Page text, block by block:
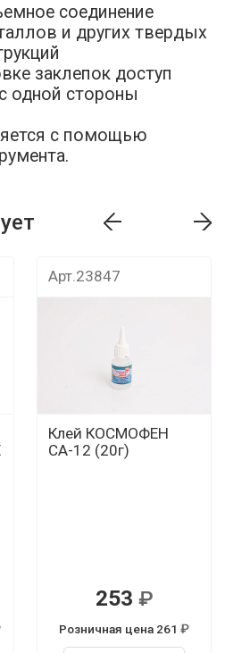
соединение
и других твердых
заклепок доступ
одной стороны
с помощью
Арт.23847
Клей КОСМОФЕН
СА-12 (20г)
253
Розничная цена 261
Р
Дока